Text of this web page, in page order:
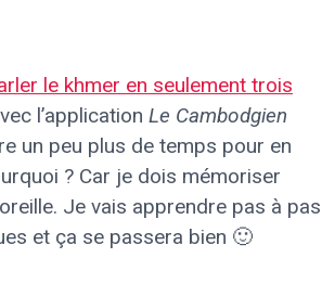
le khmer en seulement trois
l’application Le Cambodgien
un peu plus de temps pour en
? Car je dois mémoriser
Je vais apprendre pas à pas
et ça se passera bien 🙂